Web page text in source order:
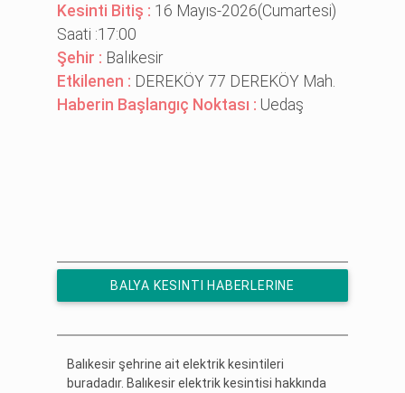
Kesinti Bitiş : 16 Mayıs-2026(Cumartesi)
Saati :17:00
Şehir : Balıkesir
Etkilenen : DEREKÖY 77 DEREKÖY Mah.
Haberin Başlangıç Noktası : Uedaş
BALYA KESINTI HABERLERINE
Balıkesir şehrine ait elektrik kesintileri
buradadır. Balıkesir elektrik kesintisi hakkında